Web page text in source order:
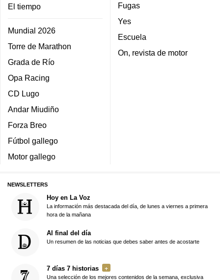
El tiempo
Mundial 2026
Torre de Marathon
Grada de Río
Opa Racing
CD Lugo
Andar Miudiño
Forza Breo
Fútbol gallego
Motor gallego
Fugas
Yes
Escuela
On, revista de motor
NEWSLETTERS
Hoy en La Voz
La información más destacada del día, de lunes a viernes a primera
hora de la mañana
Al final del día
Un resumen de las noticias que debes saber antes de acostarte
7 días 7 historias
Una selección de los mejores contenidos de la semana, exclusiva